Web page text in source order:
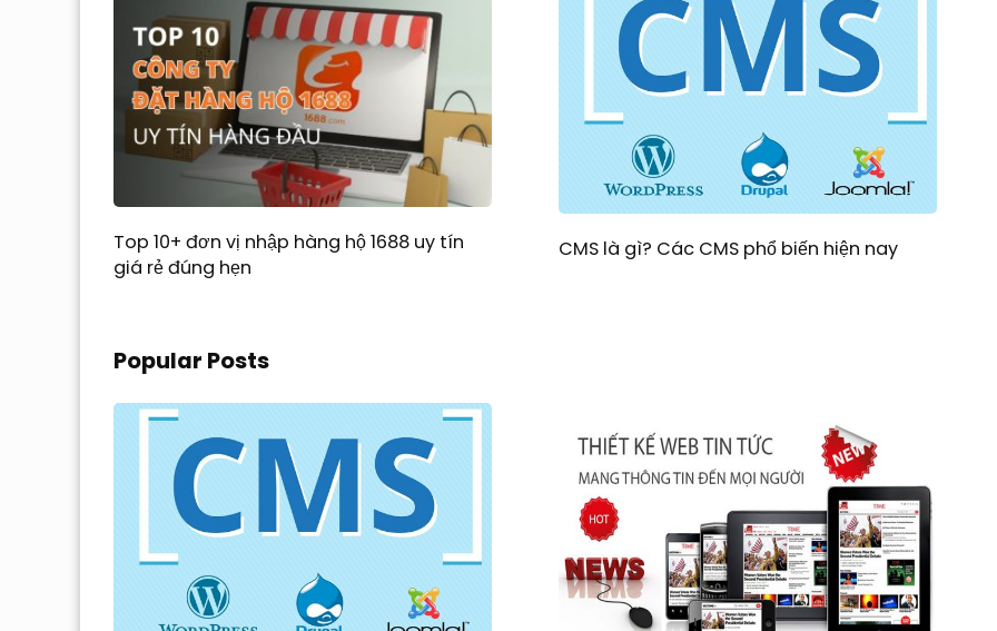
Top 10+ đơn vị nhập hàng hộ 1688 uy tín
giá rẻ đúng hẹn
CMS là gì? Các CMS phổ biến hiện nay
Popular Posts